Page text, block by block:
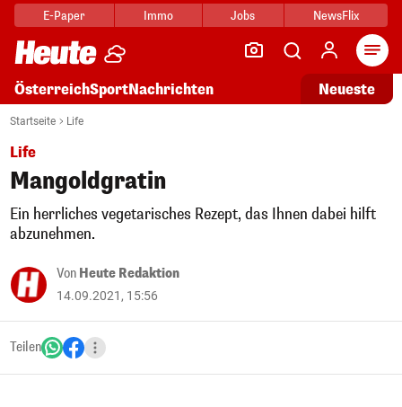
E-Paper Immo Jobs NewsFlix
ÖsterreichSportNachrichten Neueste
Startseite Life
Life
Mangoldgratin
Ein herrliches vegetarisches Rezept, das Ihnen dabei hilft
abzunehmen.
Von Heute Redaktion
14.09.2021, 15:56
Teilen